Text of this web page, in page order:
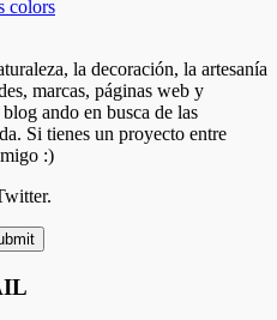
la decoración, la artesanía
marcas, páginas web y
ando en busca de las
Si tienes un proyecto entre
:)